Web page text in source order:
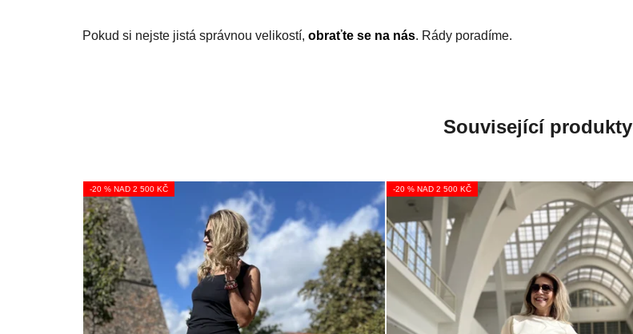
Pokud si nejste jistá správnou velikostí, obraťte se na nás. Rády poradíme.
Související produkty
-20 % NAD 2 500 KČ -20 % NAD 2 500 KČ